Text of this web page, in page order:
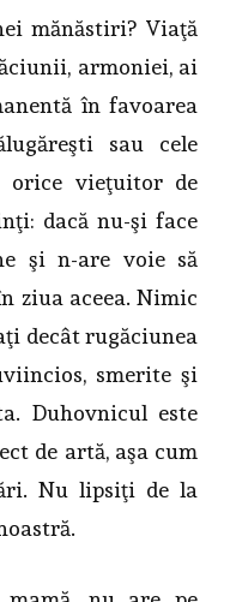
mănăstiri? Viaţă
armoniei, ai
în favoarea
sau cele
orice vieţuitor de
dacă nu-şi face
şi n-are voie să
ziua aceea. Nimic
decât rugăciunea
smerite şi
Duhovnicul este
de artă, aşa cum
Nu lipsiţi de la